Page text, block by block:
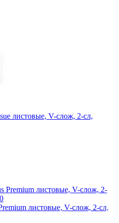
листовые, V-слож, 2-сл,
листовые, V-слож, 2-сл,